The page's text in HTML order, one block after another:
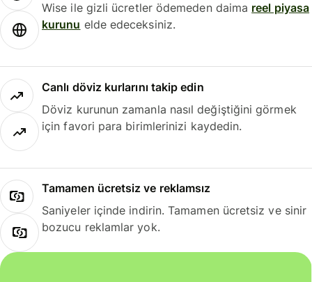
Wise ile gizli ücretler ödemeden daima reel piyasa
kurunu elde edeceksiniz.
Canlı döviz kurlarını takip edin
Döviz kurunun zamanla nasıl değiştiğini görmek
için favori para birimlerinizi kaydedin.
Tamamen ücretsiz ve reklamsız
Saniyeler içinde indirin. Tamamen ücretsiz ve sinir
bozucu reklamlar yok.